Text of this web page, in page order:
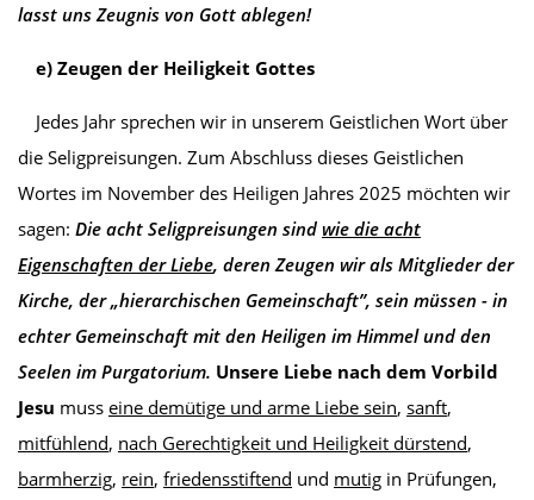
lasst uns Zeugnis von Gott ablegen!
e) Zeugen der Heiligkeit Gottes
Jedes Jahr sprechen wir in unserem Geistlichen Wort über
die Seligpreisungen. Zum Abschluss dieses Geistlichen
Wortes im November des Heiligen Jahres 2025 möchten wir
sagen: Die acht Seligpreisungen sind wie die acht
Eigenschaften der Liebe, deren Zeugen wir als Mitglieder der
Kirche, der „hierarchischen Gemeinschaft”, sein müssen - in
echter Gemeinschaft mit den Heiligen im Himmel und den
Seelen im Purgatorium. Unsere Liebe nach dem Vorbild
Jesu muss eine demütige und arme Liebe sein, sanft,
mitfühlend, nach Gerechtigkeit und Heiligkeit dürstend,
barmherzig, rein, friedensstiftend und mutig in Prüfungen,